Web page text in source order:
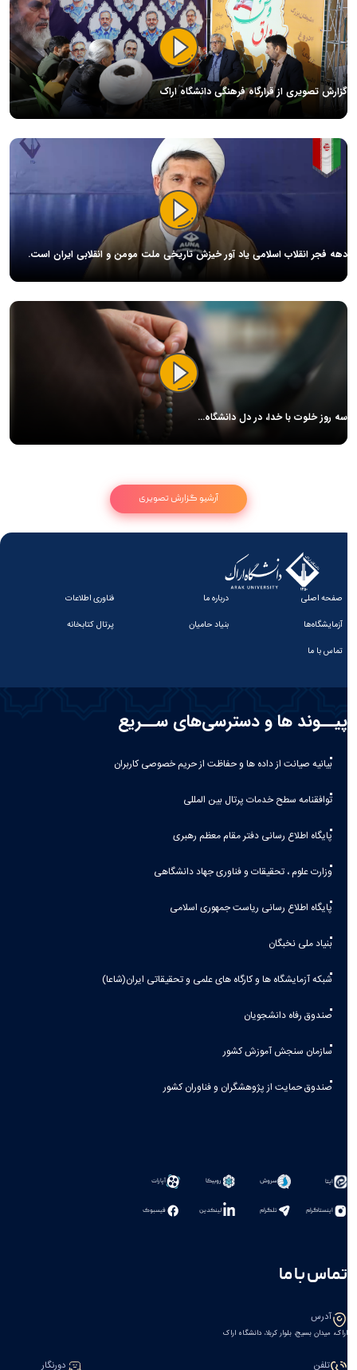
گزارش تصویری از قرارگاه فرهنگی دانشگاه اراک
دهه فجر انقلاب اسلامی یاد آور خیزش تاریخی ملت مومن و انقلابی ایران است.
سه روز خلوت با خدا، در دل دانشگاه…
آرشیو گزارش تصویری
صفحه اصلی درباره ما
فناوری اطلاعات
آزمایشگاه‌ها
بنیاد حامیان
پرتال کتابخانه
تماس با ما
پیــوند ها و دسترسی‌های ســریع
بیانیه صيانت از داده ها و حفاظت از حريم خصوصی كاربران
توافقنامه سطح خدمات پرتال بین المللی
پایگاه اطلاع رسانی دفتر مقام معظم رهبری
وزارت علوم ، تحقیقات و فناوری جهاد دانشگاهی
پایگاه اطلاع رسانی ریاست جمهوری اسلامی
بنیاد ملی نخبگان
شبکه آزمایشگاه ها و کارگاه های علمی و تحقیقاتی ایران(شاعا)
صندوق رفاه دانشجویان
سازمان سنجش آموزش کشور
صندوق حمایت از پژوهشگران و فناوران کشور
ایتا سروش روبیکا آپارات
اینستاگرام تلگرام لینکدین فیسبوک
تماس با ما
آدرس
اراک، میدان بسیج، بلوار کربلا، دانشگاه اراک
تلفن دورنگار